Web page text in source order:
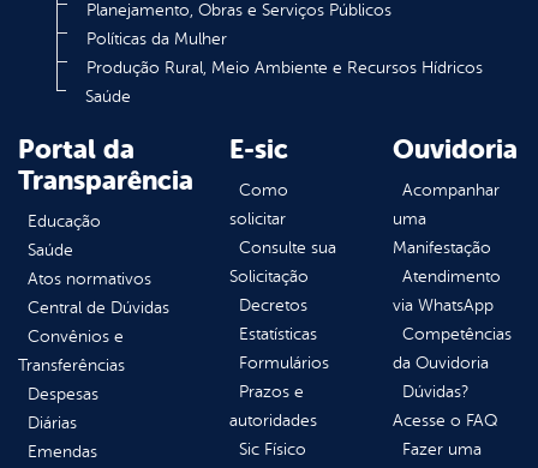
Planejamento, Obras e Serviços Públicos
Políticas da Mulher
Produção Rural, Meio Ambiente e Recursos Hídricos
Saúde
Portal da
Transparência
Educação
Saúde
Atos normativos
Central de Dúvidas
Convênios e
Transferências
Despesas
Diárias
Emendas
E-sic
Como
solicitar
Consulte sua
Solicitação
Decretos
Estatísticas
Formulários
Prazos e
autoridades
Sic Físico
Ouvidoria
Acompanhar
uma
Manifestação
Atendimento
via WhatsApp
Competências
da Ouvidoria
Dúvidas?
Acesse o FAQ
Fazer uma